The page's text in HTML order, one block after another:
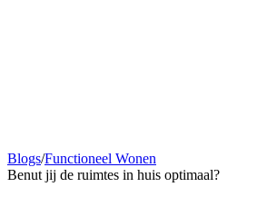
Blogs/Functioneel Wonen
Benut jij de ruimtes in huis optimaal?